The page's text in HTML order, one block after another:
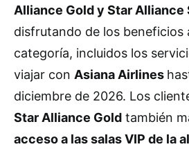
Alliance Gold y Star Alliance
disfrutando de los beneficios
categoría, incluidos los
viajar con Asiana Airlines
diciembre de 2026. Los
Star Alliance Gold también
acceso a las salas VIP de la